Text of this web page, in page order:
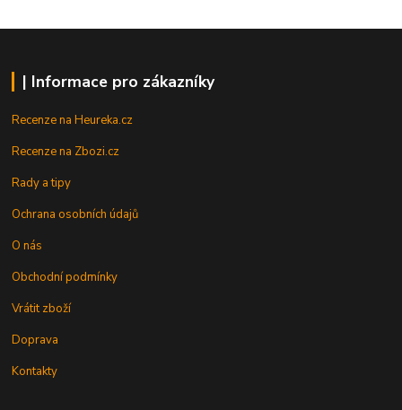
| Informace pro zákazníky
Recenze na Heureka.cz
Recenze na Zbozi.cz
Rady a tipy
Ochrana osobních údajů
O nás
Obchodní podmínky
Vrátit zboží
Doprava
Kontakty